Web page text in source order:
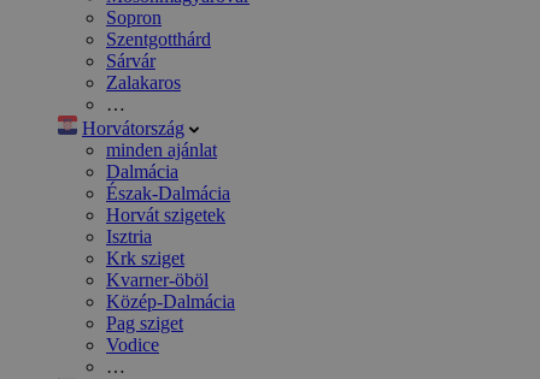
Sopron
Szentgotthárd
Sárvár
Zalakaros
…
Horvátország
minden ajánlat
Dalmácia
Észak-Dalmácia
Horvát szigetek
Isztria
Krk sziget
Kvarner-öböl
Közép-Dalmácia
Pag sziget
Vodice
…